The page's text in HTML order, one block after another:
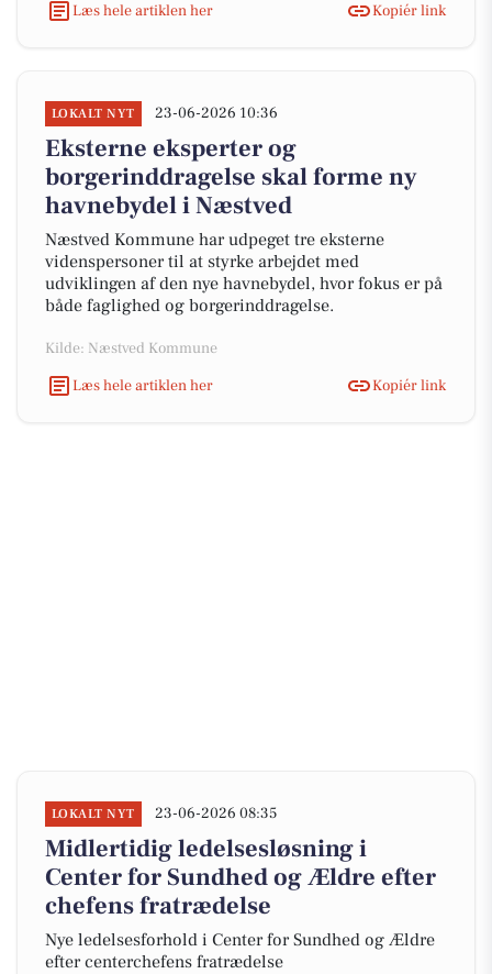
Læs hele artiklen her Kopiér link
LOKALT NYT 23-06-2026 10:36
Eksterne eksperter og
borgerinddragelse skal forme ny
havnebydel i Næstved
Næstved Kommune har udpeget tre eksterne
videnspersoner til at styrke arbejdet med
udviklingen af den nye havnebydel, hvor fokus er på
både faglighed og borgerinddragelse.
Kilde: Næstved Kommune
Læs hele artiklen her
Kopiér link
LOKALT NYT 23-06-2026 08:35
Midlertidig ledelsesløsning i
Center for Sundhed og Ældre efter
chefens fratrædelse
Nye ledelsesforhold i Center for Sundhed og Ældre
efter centerchefens fratrædelse